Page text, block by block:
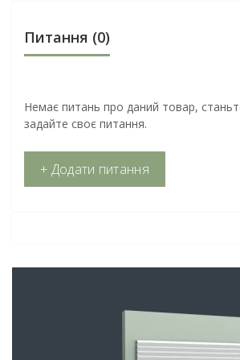
Питання (0)
Немає питань про даний товар,
задайте своє питання.
+ Додати питання